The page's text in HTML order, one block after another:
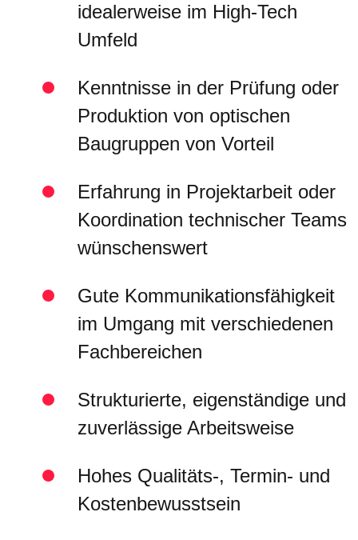
idealerweise im High-Tech
Umfeld
Kenntnisse in der Prüfung oder
Produktion von optischen
Baugruppen von Vorteil
Erfahrung in Projektarbeit oder
Koordination technischer Teams
wünschenswert
Gute Kommunikationsfähigkeit
im Umgang mit verschiedenen
Fachbereichen
Strukturierte, eigenständige und
zuverlässige Arbeitsweise
Hohes Qualitäts-, Termin- und
Kostenbewusstsein